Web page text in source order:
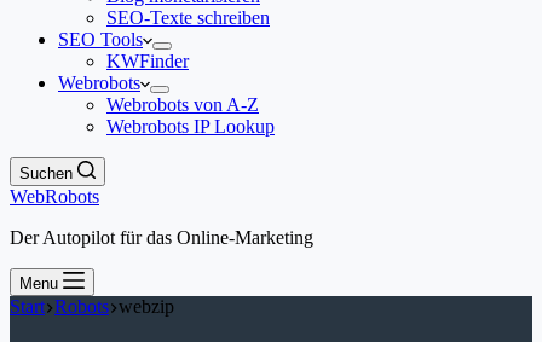
SEO-Texte schreiben
SEO Tools
KWFinder
Webrobots
Webrobots von A-Z
Webrobots IP Lookup
Suchen
WebRobots
Der Autopilot für das Online-Marketing
Menu
Start Robots webzip